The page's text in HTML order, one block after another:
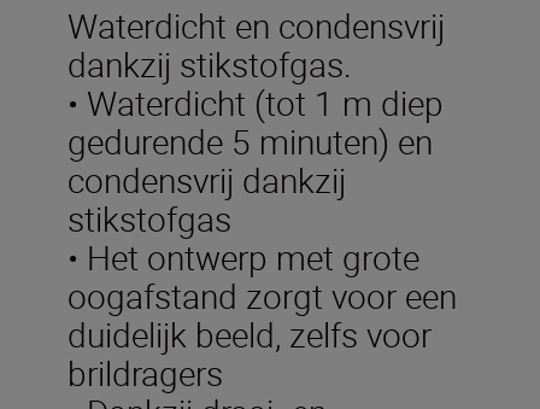
Waterdicht en condensvrij
dankzij stikstofgas.
• Waterdicht (tot 1 m diep
gedurende 5 minuten) en
condensvrij dankzij
stikstofgas
• Het ontwerp met grote
oogafstand zorgt voor een
duidelijk beeld, zelfs voor
brildragers